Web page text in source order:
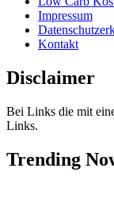
Impressum
Kontakt
Disclaimer
Bei Links die mit
Links.
Trending